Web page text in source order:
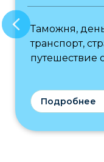
Таможня,
транспорт,
путешествие
Подробнее